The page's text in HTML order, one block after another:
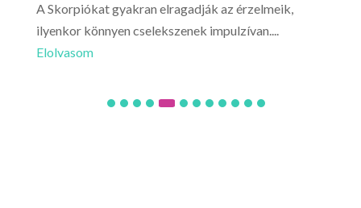
A Skorpiókat gyakran elragadják az érzelmeik,
ilyenkor könnyen cselekszenek impulzívan....
Elolvasom